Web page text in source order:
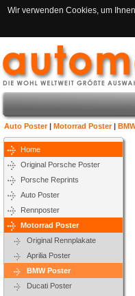
Wir verwenden Cookies, um
Auto Poster| Motorrad Poster|
Home
Original Porsche Poster
Porsche Reprints
Auto Poster
Rennposter
Motorrad Poster
Original Rennplakate
Aprilia Poster
BMW Poster
Ducati Poster